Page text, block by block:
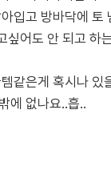
입고 방바닥에 토
싶어도 안 되고 하
같은게 혹시나 있
에 없나요..흡..